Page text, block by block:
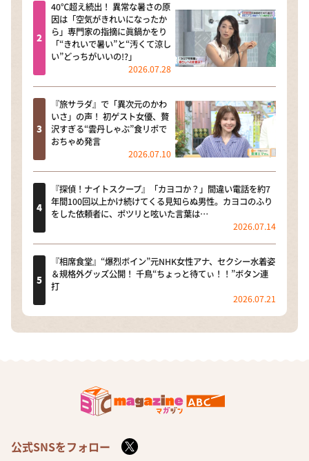
40℃超え続出！ 異常な暑さの原
因は「空気がきれいになったか
ら」専門家の指摘に眞鍋かをり
「“きれいで暑い”と“汚くて涼し
い”どっちがいいの!?」
2026.07.28
『旅サラダ』で「異次元のかわ
いさ」の声！ 初ゲスト女優、贅
沢すぎる“雲丹しゃぶ”食リポで
おちゃめ発言
2026.07.10
『探偵！ナイトスクープ』「カヨコか？」間違い電話を約7
年間100回以上かけ続けてくる見知らぬ男性。カヨコのふり
をした依頼者に、ポツリと呟いた言葉は…
2026.07.14
『相席食堂』“爆烈ボイン”元NHK女性アナ、セクシー水着姿
＆規格外グッズ公開！ 千鳥“ちょっと待てぃ！！”ボタン連
打
2026.07.21
公式SNSをフォロー